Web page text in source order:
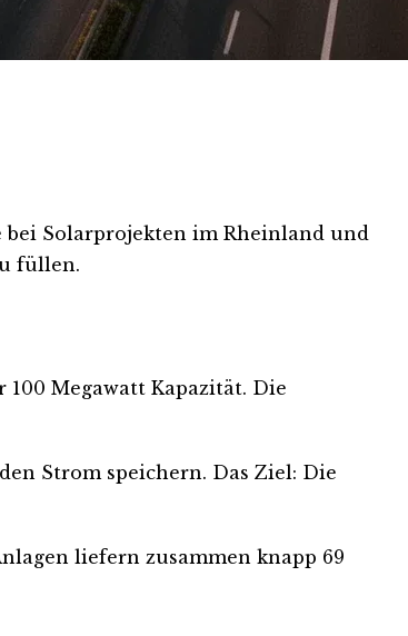
bei Solarprojekten im Rheinland und
füllen.
Megawatt Kapazität. Die
Strom speichern. Das Ziel: Die
liefern zusammen knapp 69